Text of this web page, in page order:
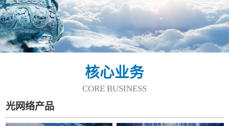
核心业务
CORE BUSINESS
光网络产品